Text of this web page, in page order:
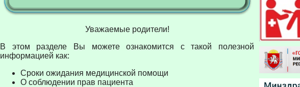
Уважаемые родители!
В этом разделе Вы можете ознакомится с такой полезной
информацией как:
Сроки ожидания медицинской помощи
О соблюдении прав пациента